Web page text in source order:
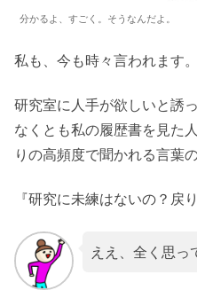
分かるよ、すごく。そうなんだよ。
私も、今も時々言われます。
研究室に人手が欲しいと誘
なくとも私の履歴書を見た
りの高頻度で聞かれる言葉
『研究に未練はないの？戻
ええ、全く思っ